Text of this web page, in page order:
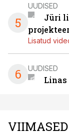
5
UUDISED
Jüri
Lisatud
6 UUDISED